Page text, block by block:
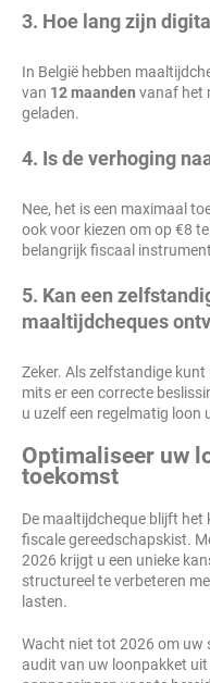
3. Hoe lang zijn
In België hebben
van 12 maanden vanaf het
geladen.
4. Is de verhoging
Nee, het is een maximaal
ook voor kiezen om op €8
belangrijk fiscaal
5. Kan een
maaltijdcheques
Zeker. Als zelfstandige
mits er een correcte
u uzelf een regelmatig loon
Optimaliseer uw
toekomst
De maaltijdcheque blijft
fiscale gereedschapskist.
2026 krijgt u een unieke
structureel te verbeteren
lasten.
Wacht niet tot 2026 om uw
audit van uw loonpakket uit